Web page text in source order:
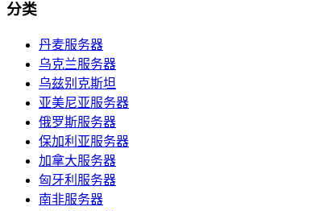
分类
丹麦服务器
乌克兰服务器
乌兹别克斯坦
亚美尼亚服务器
俄罗斯服务器
保加利亚服务器
加拿大服务器
匈牙利服务器
南非服务器